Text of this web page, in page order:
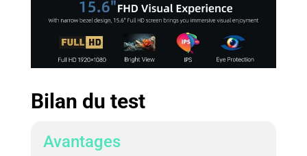
Bilan du test
Avantages